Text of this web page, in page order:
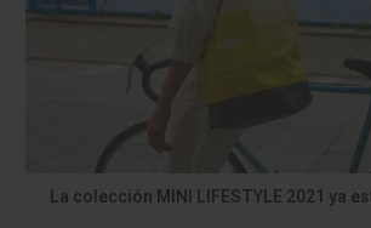
La colección MINI LIFESTYLE 2021 ya